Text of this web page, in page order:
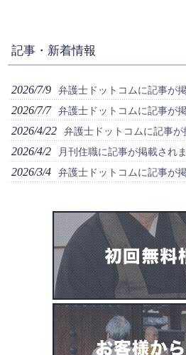
記事・新着情報
2026/7/9 弁護士ドットコムに記事が
2026/7/7 弁護士ドットコムに記事が
2026/4/22 弁護士ドットコムに記事が
2026/4/2 月刊住職に記事が掲載され
2026/3/4 弁護士ドットコムに記事が